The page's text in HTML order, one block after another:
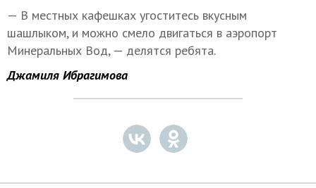
— В местных кафешках угоститесь вкусным
шашлыком, и можно смело двигаться в аэропорт
Минеральных Вод, — делятся ребята.
Джамиля Ибрагимова